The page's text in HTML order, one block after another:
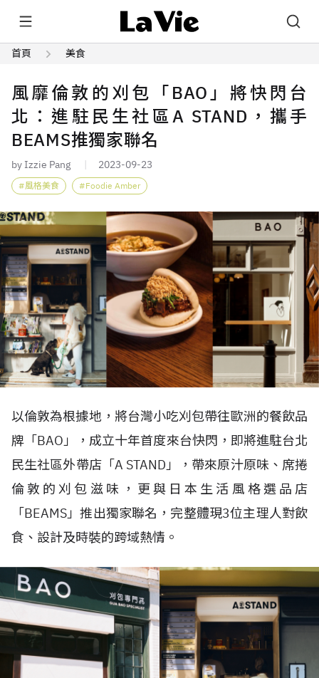
首頁 美食
風靡倫敦的刈包「BAO」將快閃台
北：進駐民生社區A STAND，攜手
BEAMS推獨家聯名
by Izzie Pang 2023-09-23
風格美食 Foodie Amber
以倫敦為根據地，將台灣小吃刈包帶往歐洲的餐飲品
牌「BAO」，成立十年首度來台快閃，即將進駐台北
民生社區外帶店「A STAND」，帶來原汁原味、席捲
倫敦的刈包滋味，更與日本生活風格選品店
「BEAMS」推出獨家聯名，完整體現3位主理人對飲
食、設計及時裝的跨域熱情。